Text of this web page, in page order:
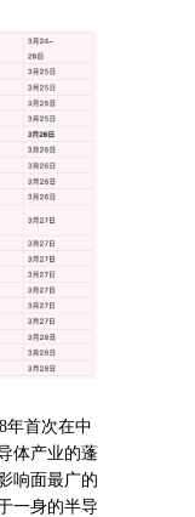
年首次在中
体产业的蓬
响面最广的
一身的半导